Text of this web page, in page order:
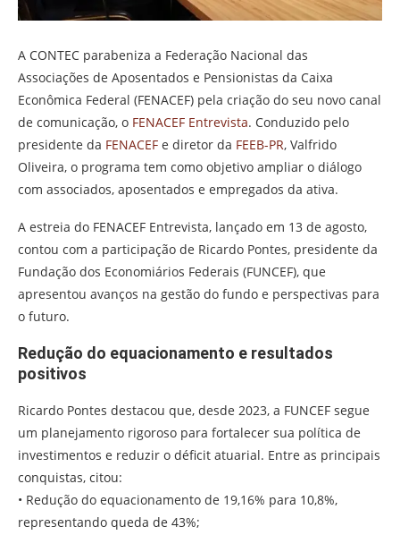
A CONTEC parabeniza a Federação Nacional das
Associações de Aposentados e Pensionistas da Caixa
Econômica Federal (FENACEF) pela criação do seu novo canal
de comunicação, o FENACEF Entrevista. Conduzido pelo
presidente da FENACEF e diretor da FEEB-PR, Valfrido
Oliveira, o programa tem como objetivo ampliar o diálogo
com associados, aposentados e empregados da ativa.
A estreia do FENACEF Entrevista, lançado em 13 de agosto,
contou com a participação de Ricardo Pontes, presidente da
Fundação dos Economiários Federais (FUNCEF), que
apresentou avanços na gestão do fundo e perspectivas para
o futuro.
Redução do equacionamento e resultados
positivos
Ricardo Pontes destacou que, desde 2023, a FUNCEF segue
um planejamento rigoroso para fortalecer sua política de
investimentos e reduzir o déficit atuarial. Entre as principais
conquistas, citou:
• Redução do equacionamento de 19,16% para 10,8%,
representando queda de 43%;